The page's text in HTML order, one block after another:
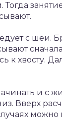
с шеи.
к хвосту.
и с
Вверх